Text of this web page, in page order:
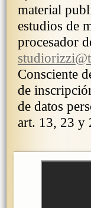
material
estudios de
procesador
Consciente
de
de datos
art. 13, 23 y